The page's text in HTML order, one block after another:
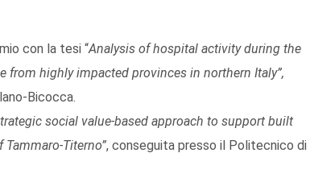
con la tesi “Analysis of hospital activity during the
from highly impacted provinces in northern Italy”,
Bicocca.
social value-based approach to support built
Titerno”, conseguita presso il Politecnico di